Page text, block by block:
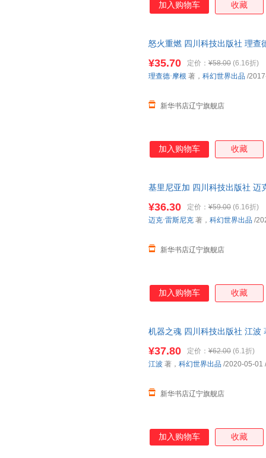
加入购物车 收藏
怒火重燃 四川科技出版社 理查
¥35.70 定价： ¥58.00 (6.16折)
新华书店辽宁旗舰店
理查德·摩根 著， 科幻世界出品 /
加入购物车 收藏
基里尼亚加 四川科技出版社 迈
¥36.30 定价： ¥59.00 (6.16折)
新华书店辽宁旗舰店
迈克·雷斯尼克 著， 科幻世界出品 /
加入购物车 收藏
机器之魂 四川科技出版社 江波
¥37.80 定价： ¥62.00 (6.1折)
新华书店辽宁旗舰店
江波 著， 科幻世界出品 /2020-05-01 /
加入购物车 收藏